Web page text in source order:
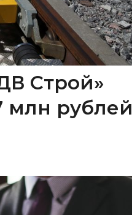
Строй»
млн рублей